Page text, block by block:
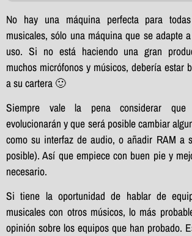
No hay una máquina perfecta para
musicales, sólo una máquina que se adapte
uso. Si no está haciendo una gran
muchos micrófonos y músicos, debería estar
a su cartera 🙂
Siempre vale la pena considerar que
evolucionarán y que será posible cambiar
como su interfaz de audio, o añadir RAM a
posible). Así que empiece con buen pie y
necesario.
Si tiene la oportunidad de hablar de
musicales con otros músicos, lo más
opinión sobre los equipos que han probado.